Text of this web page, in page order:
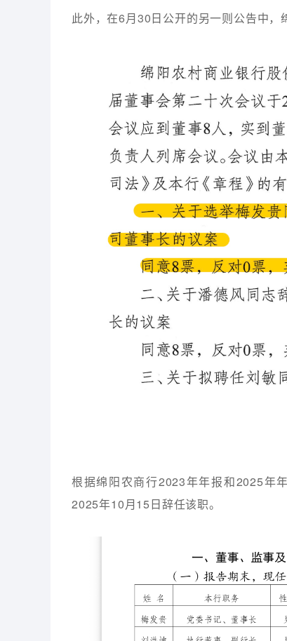
此外，在6月30日公开的另一则公告中，
根据绵阳农商行2023年年报和2025年
2025年10月15日辞任该职。